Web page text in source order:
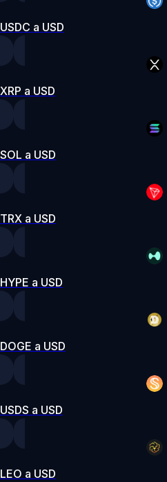
USDC a USD
XRP a USD
SOL a USD
TRX a USD
HYPE a USD
DOGE a USD
USDS a USD
LEO a USD